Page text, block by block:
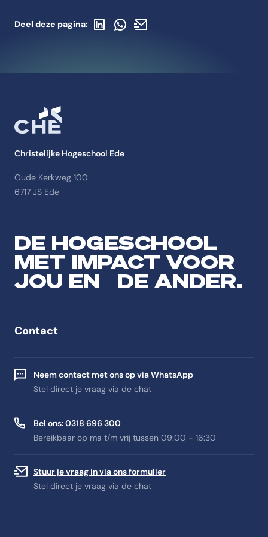
Deel deze pagina: Deel op LinkedIn
Deel via WhatsApp
Deel via de mail
Christelijke Hogeschool Ede
Oude Kerkweg 100
6717 JS Ede
DE HOGESCHOOL
MET IMPACT VOOR
JOU EN DE ANDER.
Contact
Neem contact met ons op via WhatsApp
Stel direct je vraag via de chat
Bel ons: 0318 696 300
Bereikbaar op ma t/m vrij tussen 09:00 - 16:30
Stuur je vraag in via ons formulier
Stel direct je vraag via de chat